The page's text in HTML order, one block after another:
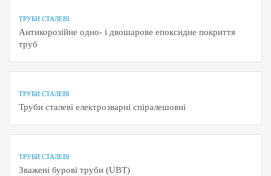
ТРУБИ СТАЛЕВІ
Антикорозійне одно- і двошарове епоксидне покриття
труб
ТРУБИ СТАЛЕВІ
Труби сталеві електрозварні спіралешовні
ТРУБИ СТАЛЕВІ
Зважені бурові труби (UBT)